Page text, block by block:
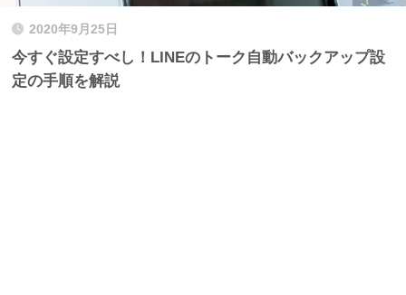
2020年9月25日
今すぐ設定すべし！LINEのトーク自動バックアップ設
定の手順を解説